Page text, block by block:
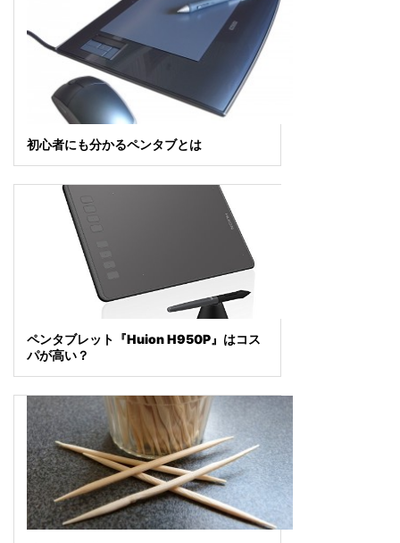
初心者にも分かるペンタブとは
ペンタブレット『Huion H950P』はコス
パが高い？